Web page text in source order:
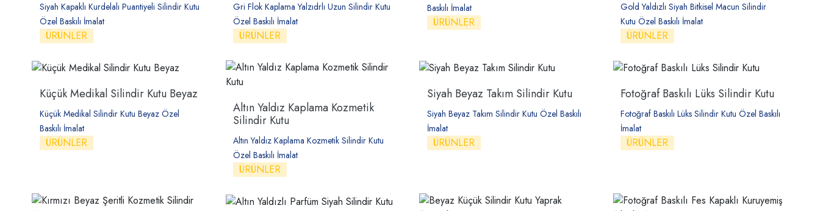
Siyah Kapaklı Kurdelalı Puantiyeli Silindir Kutu
Özel Baskılı İmalat
ÜRÜNLER
Gri Flok Kaplama Yalzıdrlı Uzun Silindir Kutu
Özel Baskılı İmalat
ÜRÜNLER
Baskılı İmalat
ÜRÜNLER
Gold Yaldızlı Siyah Bitkisel Macun Silindir
Kutu Özel Baskılı İmalat
ÜRÜNLER
Küçük Medikal Silindir Kutu Beyaz
Küçük Medikal Silindir Kutu Beyaz Özel
Baskılı İmalat
ÜRÜNLER
Altın Yaldız Kaplama Kozmetik
Silindir Kutu
Altın Yaldız Kaplama Kozmetik Silindir Kutu
Özel Baskılı İmalat
ÜRÜNLER
Siyah Beyaz Takım Silindir Kutu
Siyah Beyaz Takım Silindir Kutu Özel Baskılı
İmalat
ÜRÜNLER
Fotoğraf Baskılı Lüks Silindir Kutu
Fotoğraf Baskılı Lüks Silindir Kutu Özel Baskılı
İmalat
ÜRÜNLER